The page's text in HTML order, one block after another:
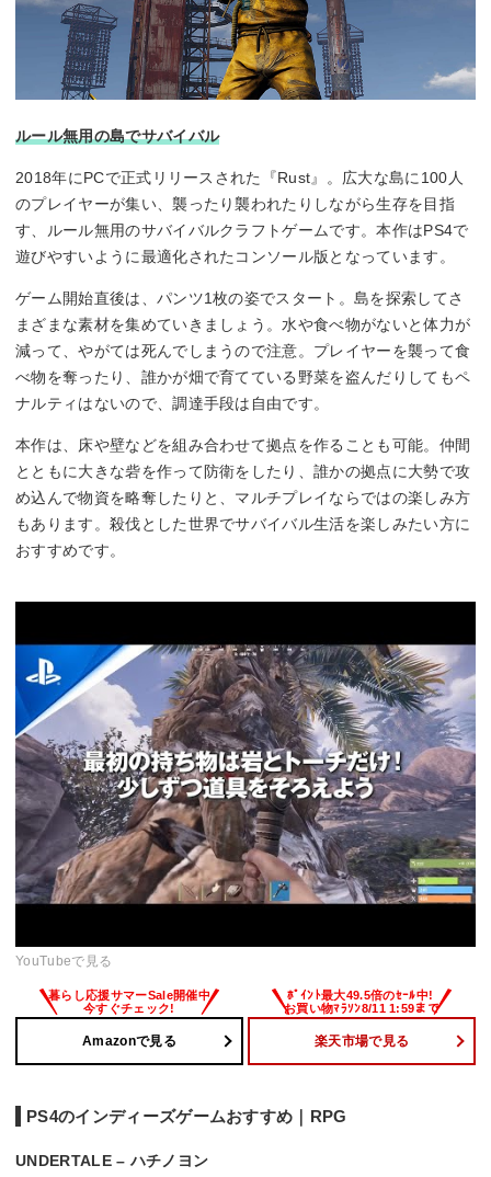
ルール無用の島でサバイバル
2018年にPCで正式リリースされた『Rust』。広大な島に100人
のプレイヤーが集い、襲ったり襲われたりしながら生存を目指
す、ルール無用のサバイバルクラフトゲームです。本作はPS4で
遊びやすいように最適化されたコンソール版となっています。
ゲーム開始直後は、パンツ1枚の姿でスタート。島を探索してさ
まざまな素材を集めていきましょう。水や食べ物がないと体力が
減って、やがては死んでしまうので注意。プレイヤーを襲って食
べ物を奪ったり、誰かが畑で育てている野菜を盗んだりしてもペ
ナルティはないので、調達手段は自由です。
本作は、床や壁などを組み合わせて拠点を作ることも可能。仲間
とともに大きな砦を作って防衛をしたり、誰かの拠点に大勢で攻
め込んで物資を略奪したりと、マルチプレイならではの楽しみ方
もあります。殺伐とした世界でサバイバル生活を楽しみたい方に
おすすめです。
YouTubeで見る
Amazonで見る 楽天市場で見る
PS4のインディーズゲームおすすめ｜RPG
UNDERTALE – ハチノヨン